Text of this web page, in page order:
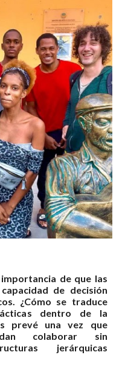
de que las
de decisión
¿Cómo se traduce
dentro de la
prevé una vez que
colaborar sin
jerárquicas